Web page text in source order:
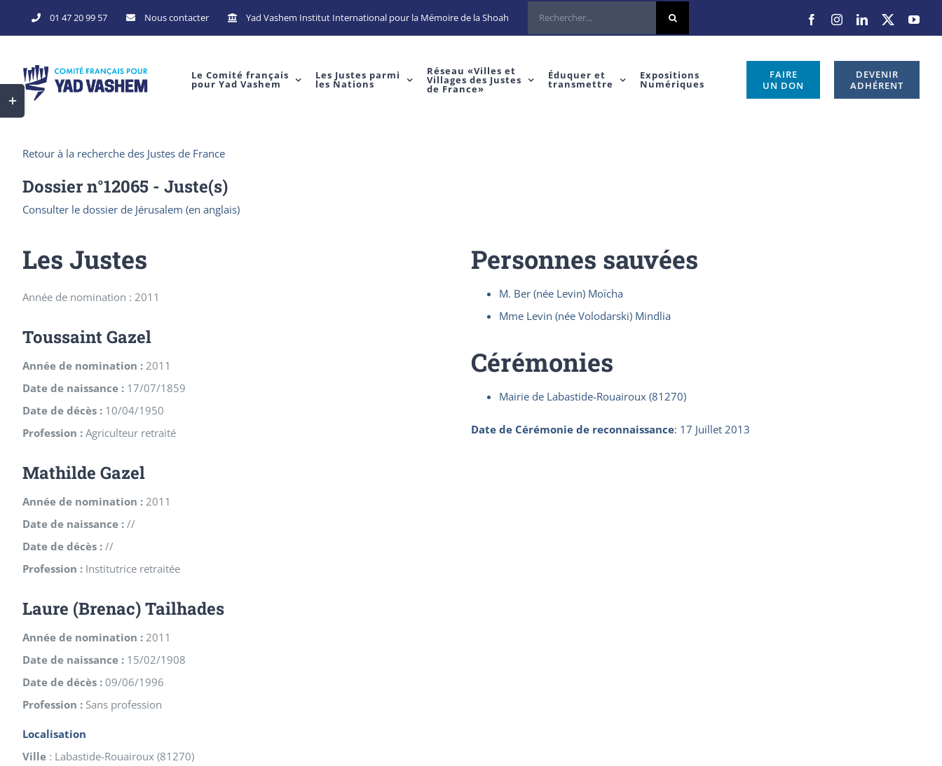
to
01 47 20 99 57 Nous contacter Yad Vashem Institut International pour la Mémoire de la Shoah Rechercher
FacebookInstagramLinkedIn
X
Le Comité français
pour Yad Vashem
Les Justes parmi
les Nations
Réseau «Villes et
Villages des Justes
de France»
Éduquer et
transmettre
Expositions
Numériques
FAIRE
UN DON
DEVENIR
ADHÉRENT
Retour à la recherche des Justes de France
Dossier n°12065 - Juste(s)
Consulter le dossier de Jérusalem (en anglais)
Les Justes
Année de nomination : 2011
Toussaint Gazel
Année de nomination : 2011
Date de naissance : 17/07/1859
Date de décès : 10/04/1950
Profession : Agriculteur retraité
Mathilde Gazel
Année de nomination : 2011
Date de naissance : //
Date de décès : //
Profession : Institutrice retraitée
Laure (Brenac) Tailhades
Année de nomination : 2011
Date de naissance : 15/02/1908
Date de décès : 09/06/1996
Profession : Sans profession
Localisation
Ville : Labastide-Rouairoux (81270)
Personnes sauvées
M. Ber (née Levin) Moïcha
Mme Levin (née Volodarski) Mindlia
Cérémonies
Mairie de Labastide-Rouairoux (81270)
Date de Cérémonie de reconnaissance: 17 Juillet 2013
Toggle
Sliding